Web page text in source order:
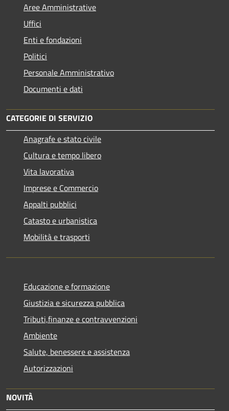
Aree Amministrative
Uffici
Enti e fondazioni
Politici
Personale Amministrativo
Documenti e dati
CATEGORIE DI SERVIZIO
Anagrafe e stato civile
Cultura e tempo libero
Vita lavorativa
Imprese e Commercio
Appalti pubblici
Catasto e urbanistica
Mobilità e trasporti
Educazione e formazione
Giustizia e sicurezza pubblica
Tributi,finanze e contravvenzioni
Ambiente
Salute, benessere e assistenza
Autorizzazioni
NOVITÀ